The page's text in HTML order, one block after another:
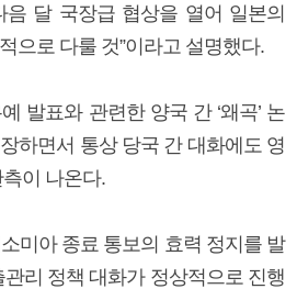
달 국장급 협상을 열어 일본의
으로 다룰 것”이라고 설명했다.
발표와 관련한 양국 간 ‘왜곡’ 논
하면서 통상 당국 간 대화에도 영
이 나온다.
미아 종료 통보의 효력 정지를 발
관리 정책 대화가 정상적으로 진행